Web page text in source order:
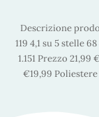
Descrizione
119 4,1 su 5 stelle
1.151 Prezzo
€19,99